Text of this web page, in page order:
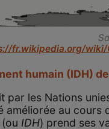
fr.wikipedia.org/wiki/
humain (IDH)
par les Nations
au cours
IDH) prend ses